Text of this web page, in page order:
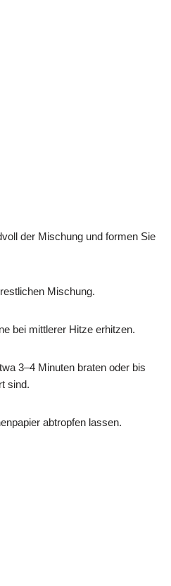
der Mischung und formen Sie
Mischung.
bei mittlerer Hitze erhitzen.
3–4 Minuten braten oder bis
sind.
abtropfen lassen.